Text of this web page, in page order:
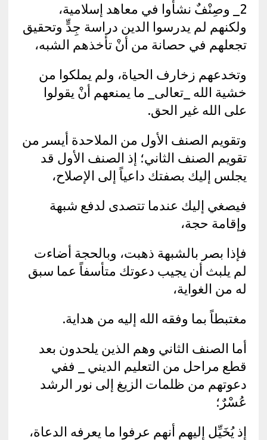
2_ وصِنْفٌ نشأوا في معاهد إسلامية،
ولكنهم لم يدرسوا الدين دراسة جِدٍّ وتحقيق
تجعلهم في حصانة من أنْ تأخذهم الشبه،
وتخدعهم زخارف الحياة، ولم يملكوا من
خشية الله _تعالى_ ما يمنعهم أنْ يقولوا
على الله غير الحق.
وتقويم الصنف الأول من الملاحدة أيسر من
تقويم الصنف الثاني؛ إذ الصنف الأول قد
يجلس إليك بصفتك داعياً إلى الإصلاح،
فيصغي إليك عندما تتصدى لدفع شبهة
وإقامة حجة،
فإذا بصر بالشبهة ذهبت، وبالحجة أضاءت
لم يلبث أن يجيب دعوتك متأسفاً عما سبق
له من الغواية،
مغتبطاً بما وفقه الله إليه من هداية.
أما الصنف الثاني وهم الذين يلحدون بعد
قطع مراحل من التعليم الديني _ ففي
دعوتهم من ظلمات الزيغ إلى نور الرشد
عُسْرٌ؛
إذ يُخَيِّل إليهم أنهم عرفوا ما يعرفه الدعاة،